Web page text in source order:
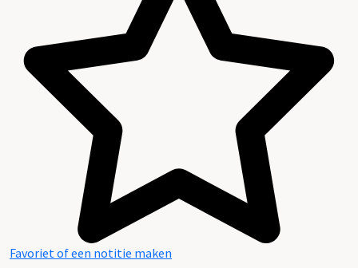
Favoriet of een notitie maken